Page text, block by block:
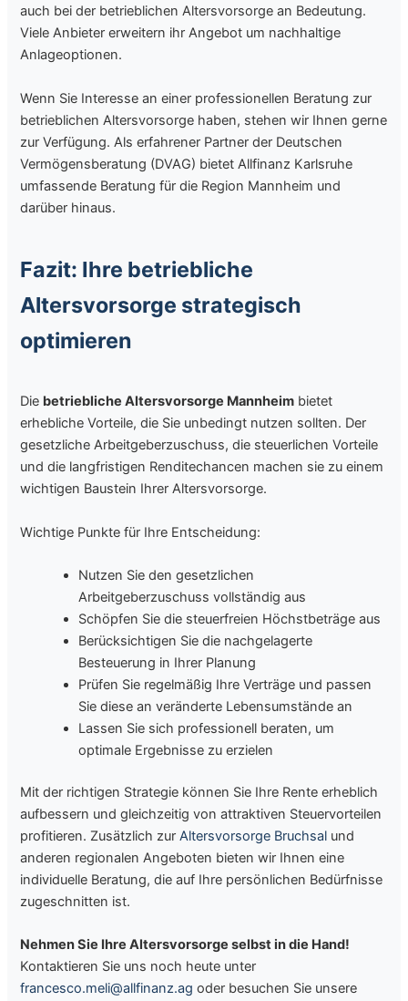
auch bei der betrieblichen Altersvorsorge an Bedeutung.
Viele Anbieter erweitern ihr Angebot um nachhaltige
Anlageoptionen.
Wenn Sie Interesse an einer professionellen Beratung zur
betrieblichen Altersvorsorge haben, stehen wir Ihnen gerne
zur Verfügung. Als erfahrener Partner der Deutschen
Vermögensberatung (DVAG) bietet Allfinanz Karlsruhe
umfassende Beratung für die Region Mannheim und
darüber hinaus.
Fazit: Ihre betriebliche
Altersvorsorge strategisch
optimieren
Die betriebliche Altersvorsorge Mannheim bietet
erhebliche Vorteile, die Sie unbedingt nutzen sollten. Der
gesetzliche Arbeitgeberzuschuss, die steuerlichen Vorteile
und die langfristigen Renditechancen machen sie zu einem
wichtigen Baustein Ihrer Altersvorsorge.
Wichtige Punkte für Ihre Entscheidung:
Nutzen Sie den gesetzlichen
Arbeitgeberzuschuss vollständig aus
Schöpfen Sie die steuerfreien Höchstbeträge aus
Berücksichtigen Sie die nachgelagerte
Besteuerung in Ihrer Planung
Prüfen Sie regelmäßig Ihre Verträge und passen
Sie diese an veränderte Lebensumstände an
Lassen Sie sich professionell beraten, um
optimale Ergebnisse zu erzielen
Mit der richtigen Strategie können Sie Ihre Rente erheblich
aufbessern und gleichzeitig von attraktiven Steuervorteilen
profitieren. Zusätzlich zurAltersvorsorge Bruchsal und
anderen regionalen Angeboten bieten wir Ihnen eine
individuelle Beratung, die auf Ihre persönlichen Bedürfnisse
zugeschnitten ist.
Nehmen Sie Ihre Altersvorsorge selbst in die Hand!
Kontaktieren Sie uns noch heute unter
francesco.meli@allfinanz.ag oder besuchen Sie unsere